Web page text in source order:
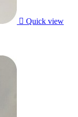
 Quick view